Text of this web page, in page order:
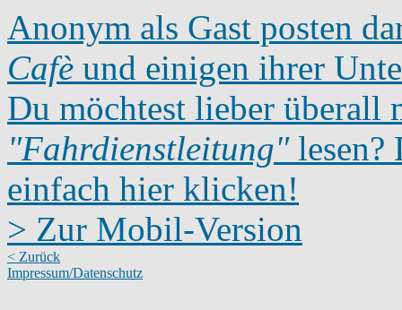
Anonym als Gast posten
Cafè und einigen ihrer
Du möchtest lieber überall
"Fahrdienstleitung"lesen?
einfach hier klicken!
> Zur Mobil-Version
< Zurück
Impressum/Datenschutz